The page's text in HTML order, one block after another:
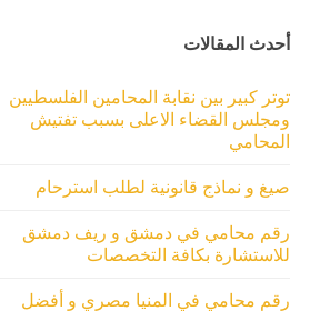
أحدث المقالات
توتر كبير بين نقابة المحامين الفلسطيين
ومجلس القضاء الاعلى بسبب تفتيش
المحامي
صيغ و نماذج قانونية لطلب استرحام
رقم محامي في دمشق و ريف دمشق
للاستشارة بكافة التخصصات
رقم محامي في المنيا مصري و أفضل